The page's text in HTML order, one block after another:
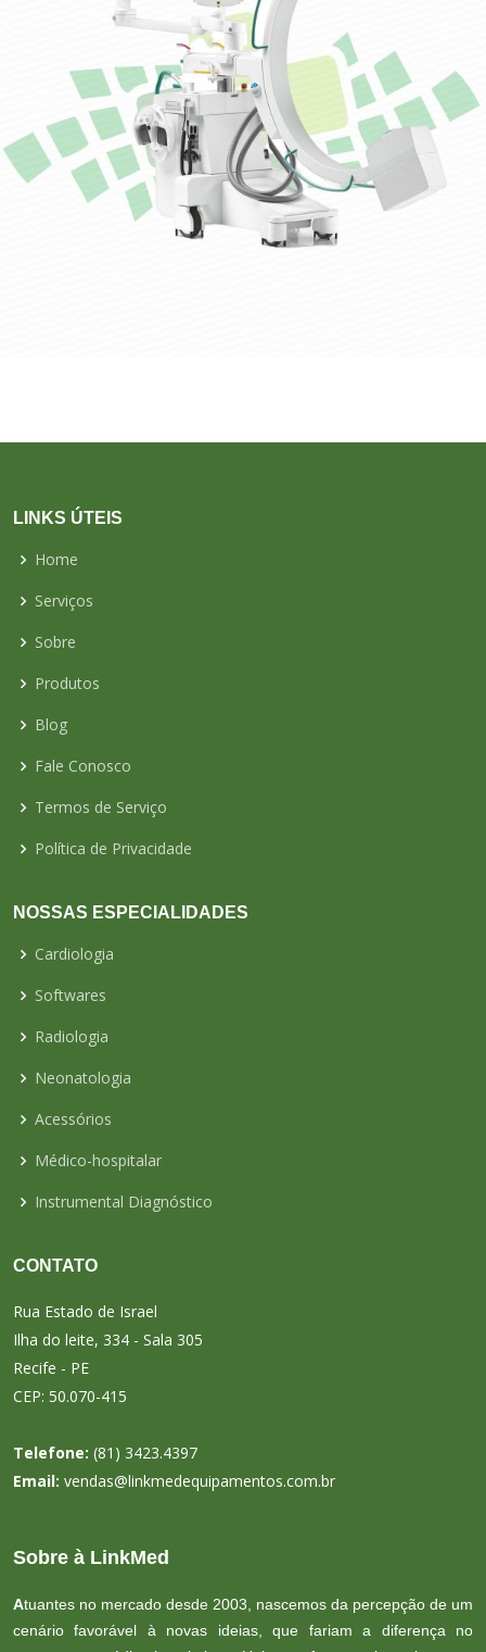
LINKS ÚTEIS
Home
Serviços
Sobre
Produtos
Blog
Fale Conosco
Termos de Serviço
Política de Privacidade
NOSSAS ESPECIALIDADES
Cardiologia
Softwares
Radiologia
Neonatologia
Acessórios
Médico-hospitalar
Instrumental Diagnóstico
CONTATO
Rua Estado de Israel
Ilha do leite, 334 - Sala 305
Recife - PE
CEP: 50.070-415
Telefone: (81) 3423.4397
Email: vendas@linkmedequipamentos.com.br
Sobre à LinkMed
Atuantes no mercado desde 2003, nascemos da percepção de um
cenário favorável à novas ideias, que fariam a diferença no